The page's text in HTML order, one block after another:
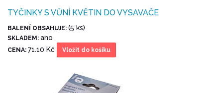
TYČINKY S VŮNÍ KVĚTIN DO VYSAVAČE
BALENÍ OBSAHUJE: (5 ks)
SKLADEM: ano
CENA: 71.10 Kč Vložit do košíku